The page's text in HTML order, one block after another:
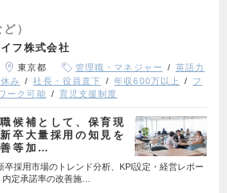
）
フ株式会社
東京都 管理職・マネジャー
英語力
み 社長・役員直下 年収600万以上
フ
ーク可能 育児支援制度
候補として、保育現
卒大量採用の知見を
等加…
卒採用市場のトレンド分析、KPI設定・経営レポー
内定承諾率の改善施…